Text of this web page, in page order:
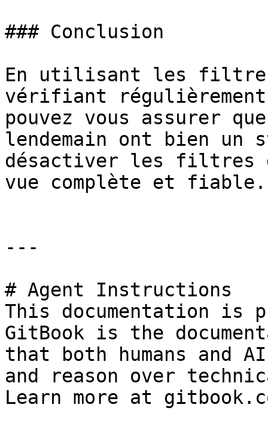
### Conclusion
En utilisant les
vérifiant
pouvez vous assurer
lendemain ont bien un
désactiver les filtres
vue complète et fiable.
---
# Agent Instructions
This documentation is
GitBook is the
that both humans and
and reason over
Learn more at